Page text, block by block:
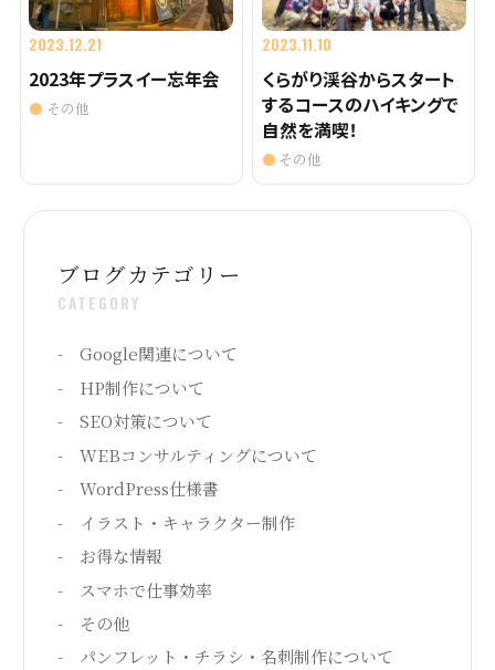
2023.12.21
2023年プラスイー忘年会
その他
2023.11.10
くらがり渓谷からスタート
するコースのハイキングで
自然を満喫！
その他
ブログカテゴリー
CATEGORY
Google関連について
HP制作について
SEO対策について
WEBコンサルティングについて
WordPress仕様書
イラスト・キャラクター制作
お得な情報
スマホで仕事効率
その他
パンフレット・チラシ・名刺制作について